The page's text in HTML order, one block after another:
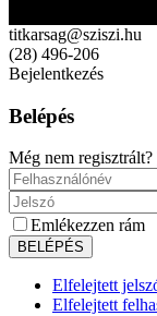
titkarsag@sziszi.hu
(28) 496-206
Bejelentkezés
Belépés
Még nem regisztrált?
Emlékezzen rám
Elfelejtett
Elfelejtett